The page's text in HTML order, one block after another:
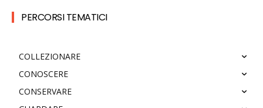
PERCORSI TEMATICI
COLLEZIONARE
CONOSCERE
CONSERVARE